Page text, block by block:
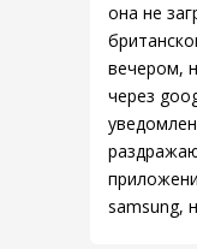
она не
вечером,
через
samsung,